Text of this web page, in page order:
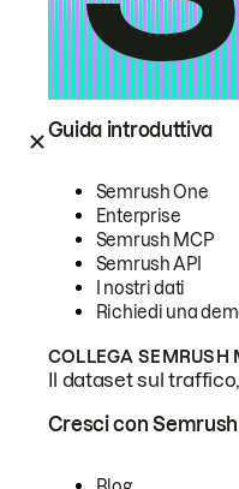
Guida introduttiva
Semrush One
Enterprise
Semrush MCP
Semrush API
I nostri dati
Richiedi una
COLLEGA SEMRUSH
Il dataset sul
Cresci con Semrush